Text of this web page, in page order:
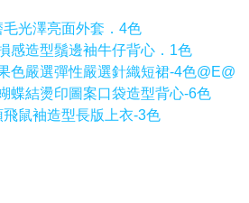
光澤亮面外套．4色
感造型鬚邊袖牛仔背心．1色
色嚴選彈性嚴選針織短裙-4色@E@
蝶結燙印圖案口袋造型背心-6色
鼠袖造型長版上衣-3色